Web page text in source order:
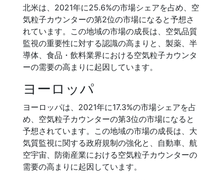
北米は、2021年に25.6%の市場シェアを占め、空
気粒子カウンターの第2位の市場になると予想さ
れています。この地域の市場の成長は、空気品質
監視の重要性に対する認識の高まりと、製薬、半
導体、食品・飲料業界における空気粒子カウンタ
ーの需要の高まりに起因しています。
ヨーロッパ
ヨーロッパは、2021年に17.3%の市場シェアを占
め、空気粒子カウンターの第3位の市場になると
予想されています。この地域の市場の成長は、大
気質監視に関する政府規制の強化と、自動車、航
空宇宙、防衛産業における空気粒子カウンターの
需要の高まりに起因しています。